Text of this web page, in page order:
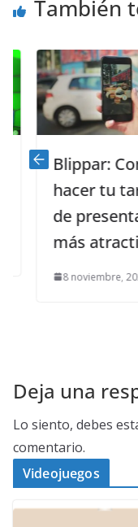
También
Blippar:
hacer tu
de
más atractiva
8 noviembre, 2021
Deja una
Lo siento, debes
comentario.
Videojuegos